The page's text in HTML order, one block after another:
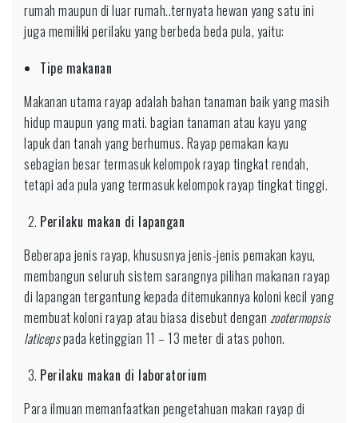
rumah maupun di luar rumah..ternyata hewan yang satu ini
juga memiliki perilaku yang berbeda beda pula, yaitu:
Tipe makanan
Makanan utama rayap adalah bahan tanaman baik yang masih
hidup maupun yang mati. bagian tanaman atau kayu yang
lapuk dan tanah yang berhumus. Rayap pemakan kayu
sebagian besar termasuk kelompok rayap tingkat rendah,
tetapi ada pula yang termasuk kelompok rayap tingkat tinggi.
Perilaku makan di lapangan
Beberapa jenis rayap, khususnya jenis-jenis pemakan kayu,
membangun seluruh sistem sarangnya pilihan makanan rayap
di lapangan tergantung kepada ditemukannya koloni kecil yang
membuat koloni rayap atau biasa disebut dengan zootermopsis
laticepspada ketinggian 11 – 13 meter di atas pohon.
Perilaku makan di laboratorium
Para ilmuan memanfaatkan pengetahuan makan rayap di